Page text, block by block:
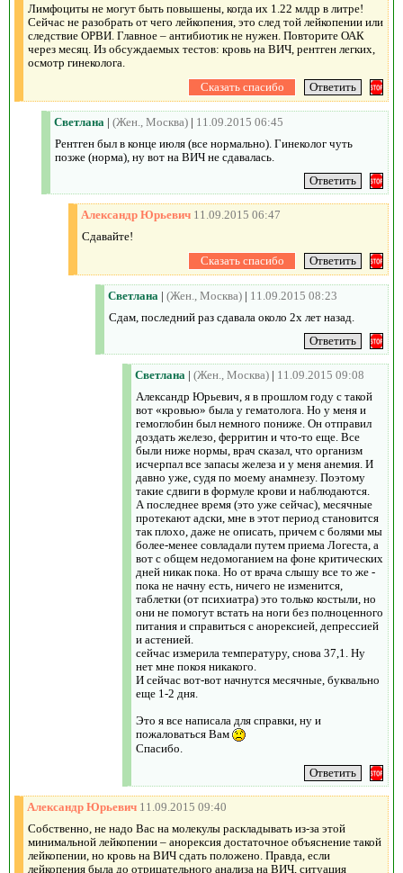
Лимфоциты не могут быть повышены, когда их 1.22 млдр в литре!
Сейчас не разобрать от чего лейкопения, это след той лейкопении или
следствие ОРВИ. Главное – антибиотик не нужен. Повторите ОАК
через месяц. Из обсуждаемых тестов: кровь на ВИЧ, рентген легких,
осмотр гинеколога.
Светлана | (Жен., Москва) | 11.09.2015 06:45
Рентген был в конце июля (все нормально). Гинеколог чуть
позже (норма), ну вот на ВИЧ не сдавалась.
Александр Юрьевич 11.09.2015 06:47
Сдавайте!
Светлана | (Жен., Москва) | 11.09.2015 08:23
Сдам, последний раз сдавала около 2х лет назад.
Светлана | (Жен., Москва) | 11.09.2015 09:08
Александр Юрьевич, я в прошлом году с такой
вот «кровью» была у гематолога. Но у меня и
гемоглобин был немного пониже. Он отправил
доздать железо, ферритин и что-то еще. Все
были ниже нормы, врач сказал, что организм
исчерпал все запасы железа и у меня анемия. И
давно уже, судя по моему анамнезу. Поэтому
такие сдвиги в формуле крови и наблюдаются.
А последнее время (это уже сейчас), месячные
протекают адски, мне в этот период становится
так плохо, даже не описать, причем с болями мы
более-менее совладали путем приема Логеста, а
вот с общем недомоганием на фоне критических
дней никак пока. Но от врача слышу все то же -
пока не начну есть, ничего не изменится,
таблетки (от психиатра) это только костыли, но
они не помогут встать на ноги без полноценного
питания и справиться с анорексией, депрессией
и астенией.
сейчас измерила температуру, снова 37,1. Ну
нет мне покоя никакого.
И сейчас вот-вот начнутся месячные, буквально
еще 1-2 дня.
Это я все написала для справки, ну и
пожаловаться Вам
Спасибо.
Александр Юрьевич 11.09.2015 09:40
Собственно, не надо Вас на молекулы раскладывать из-за этой
минимальной лейкопении – анорексия достаточное объяснение такой
лейкопении, но кровь на ВИЧ сдать положено. Правда, если
лейкопения была до отрицательного анализа на ВИЧ, ситуация